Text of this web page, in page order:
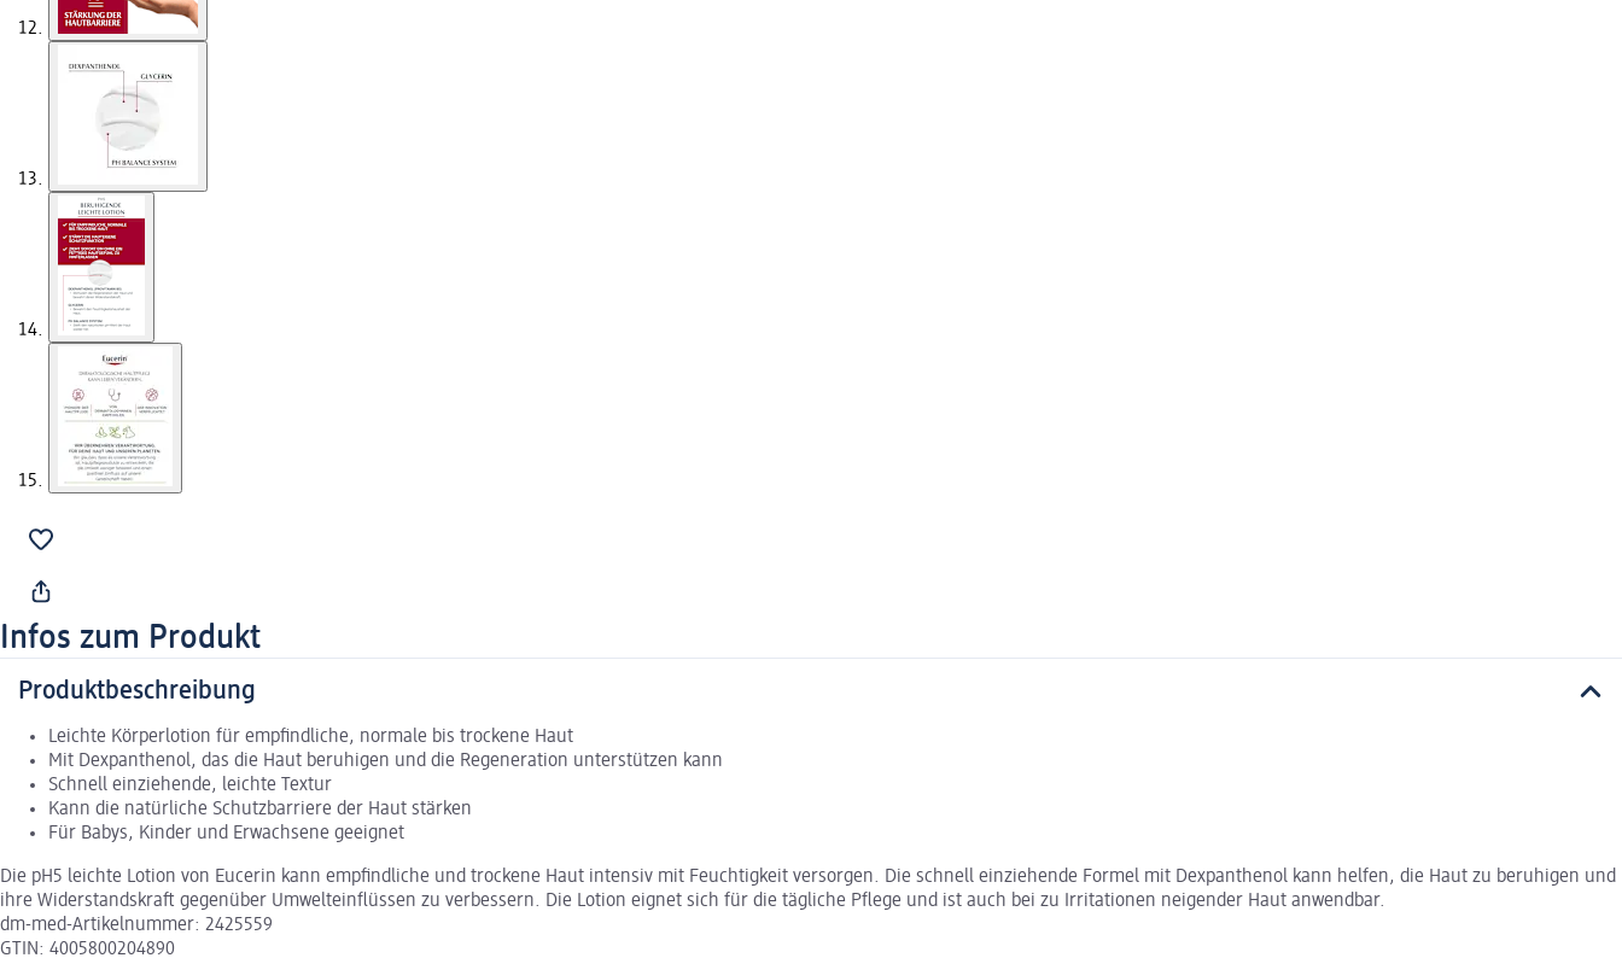
Infos zum Produkt
Produktbeschreibung
Leichte Körperlotion für empfindliche, normale bis trockene Haut
Mit Dexpanthenol, das die Haut beruhigen und die Regeneration unterstützen kann
Schnell einziehende, leichte Textur
Kann die natürliche Schutzbarriere der Haut stärken
Für Babys, Kinder und Erwachsene geeignet
Die pH5 leichte Lotion von Eucerin kann empfindliche und trockene Haut intensiv mit Feuchtigkeit versorgen. Die schnell einziehende Formel mit Dexpanthenol kann helfen, die Haut zu beruhigen und
ihre Widerstandskraft gegenüber Umwelteinflüssen zu verbessern. Die Lotion eignet sich für die tägliche Pflege und ist auch bei zu Irritationen neigender Haut anwendbar.
dm-med-Artikelnummer: 2425559
GTIN: 4005800204890